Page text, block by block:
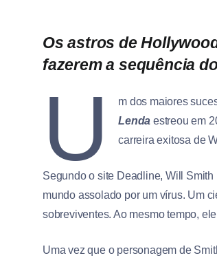
Os astros de
fazerem a sequência
U m dos maiores
Lenda estreou em
carreira exitosa de
Segundo o site Deadline,Will Smith
mundo assolado por um vírus. Um
sobreviventes. Ao mesmo tempo,
Uma vez que o personagem de